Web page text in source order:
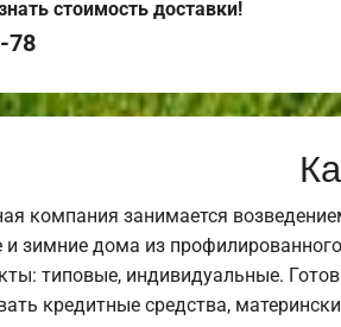
стоимость доставки!
78
компания занимается
и зимние дома из
типовые, индивидуальные.
кредитные средства,